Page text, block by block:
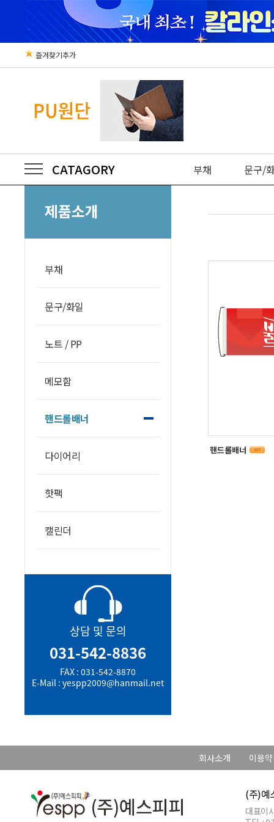
즐겨찾기추가
CATAGORY 부채 문구/
제품소개
부채
문구/화일
노트 / PP
메모함
핸드롤배너
다이어리
핫팩
캘린더
상담 및 문의
031-542-8836
FAX : 031-542-8870
E-Mail : yespp2009@hanmail.net
핸드롤배너
회사소개 이용
(주)예
대표이